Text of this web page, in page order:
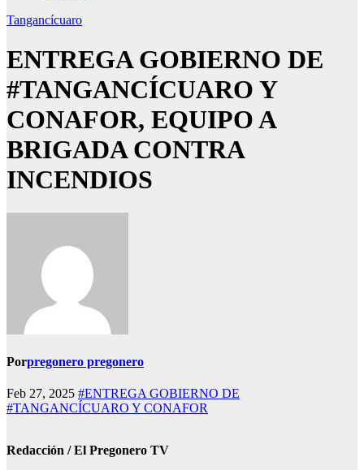
Tangancícuaro
ENTREGA GOBIERNO DE
#TANGANCÍCUARO Y
CONAFOR, EQUIPO A
BRIGADA CONTRA
INCENDIOS
Porpregonero pregonero
Feb 27, 2025 #ENTREGA GOBIERNO DE
#TANGANCÍCUARO Y CONAFOR
Redacción / El Pregonero TV